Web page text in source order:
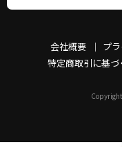
会社概要 プ
特定商取引に基づ